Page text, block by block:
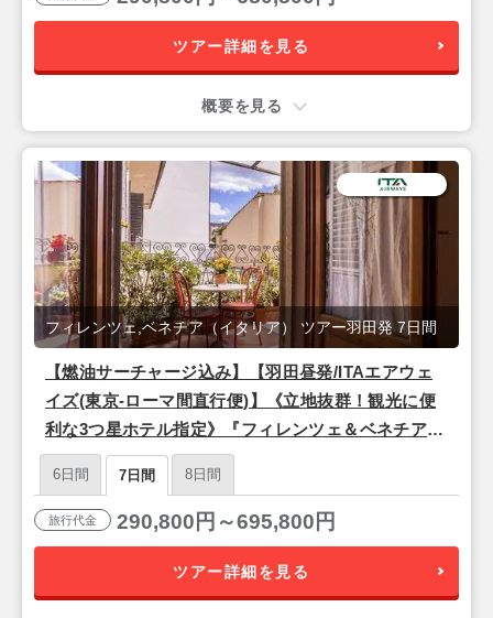
ツアー詳細を見る
概要を見る
【燃油サーチャージ込み】【羽田昼発/ITAエアウェ
イズ(東京-ローマ間直行便)】《立地抜群！観光に便
利な3つ星ホテル指定》『フィレンツェ＆ベネチア』
7日間
フィレンツェ,ベネチア（イタリア） ツアー羽田発 7日間
6日間 7日間 8日間
旅行代金 290,800円～695,800円
ツアー詳細を見る